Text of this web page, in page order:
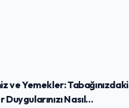
ve Yemekler: Tabağınızdaki
Nasıl